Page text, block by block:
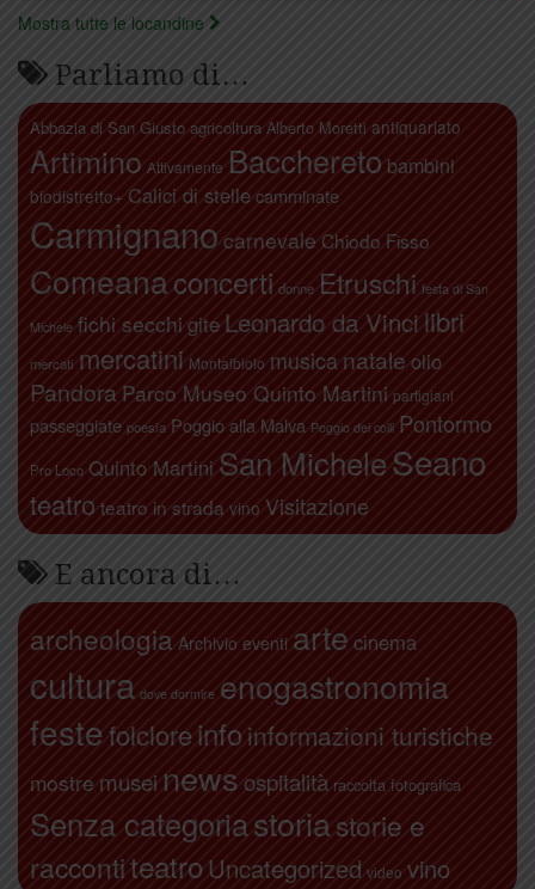
Mostra tutte le locandine
Parliamo di…
Abbazia di San Giusto agricoltura Alberto Moretti antiquariato
Artimino Attivamente Bacchereto bambini
biodistretto+ Calici di stelle camminate
Carmignano carnevale Chiodo Fisso
Comeanaconcerti donne Etruschi festa di San
Michele fichi secchi gite Leonardo da Vinci libri
mercati mercatini Montalbiolo musica natale olio
Pandora Parco Museo Quinto Martini partigiani
passeggiate poesia Poggio alla Malva Poggio dei colli Pontormo
Pro Loco Quinto Martini San MicheleSeano
teatro teatro in strada vino Visitazione
E ancora di…
archeologia Archivio eventi arte cinema
cultura dove dormire enogastronomia
festefolcloreinfo informazioni turistiche
mostre musei news ospitalità raccolta fotografica
Senza categoriastoriastorie e
raccontiteatroUncategorized video vino